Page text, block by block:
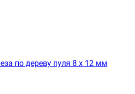
по дереву пуля 8 х 12 мм